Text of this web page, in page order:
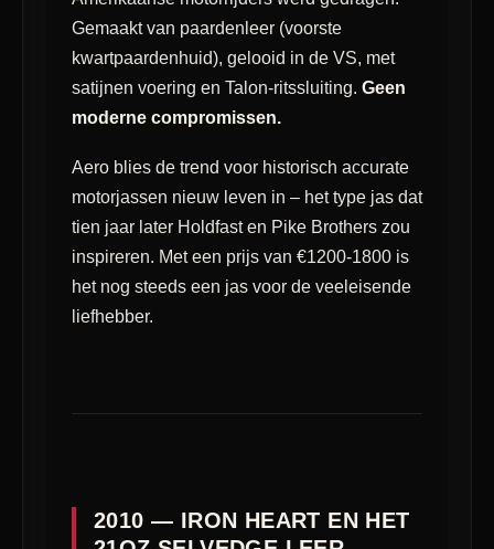
Gemaakt van paardenleer (voorste
kwartpaardenhuid), gelooid in de VS, met
satijnen voering en Talon-ritssluiting. Geen
moderne compromissen.
Aero blies de trend voor historisch accurate
motorjassen nieuw leven in – het type jas dat
tien jaar later Holdfast en Pike Brothers zou
inspireren. Met een prijs van €1200-1800 is
het nog steeds een jas voor de veeleisende
liefhebber.
2010 — IRON HEART EN HET